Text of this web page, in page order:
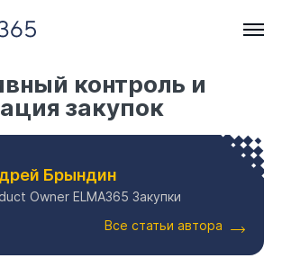
контроль и
закупок
Брындин
Owner ELMA365 Закупки
Все статьи автора